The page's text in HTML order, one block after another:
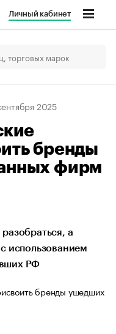
Личный кабинет
2025
бренды
фирм
а
использованием
РФ